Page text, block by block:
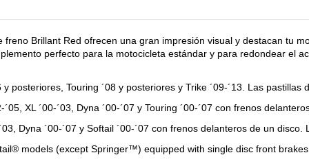
Brillant Red ofrecen una gran impresión visual y destacan tu
perfecto para la motocicleta estándar y para redondear el
posteriores, Touring ´08 y posteriores y Trike ´09-´13. Las
XL ´00-´03, Dyna ´00-´07 y Touring ´00-´07 con frenos
Dyna ´00-´07 y Softail ´00-´07 con frenos delanteros de un
models (except Springer™) equipped with single disc front